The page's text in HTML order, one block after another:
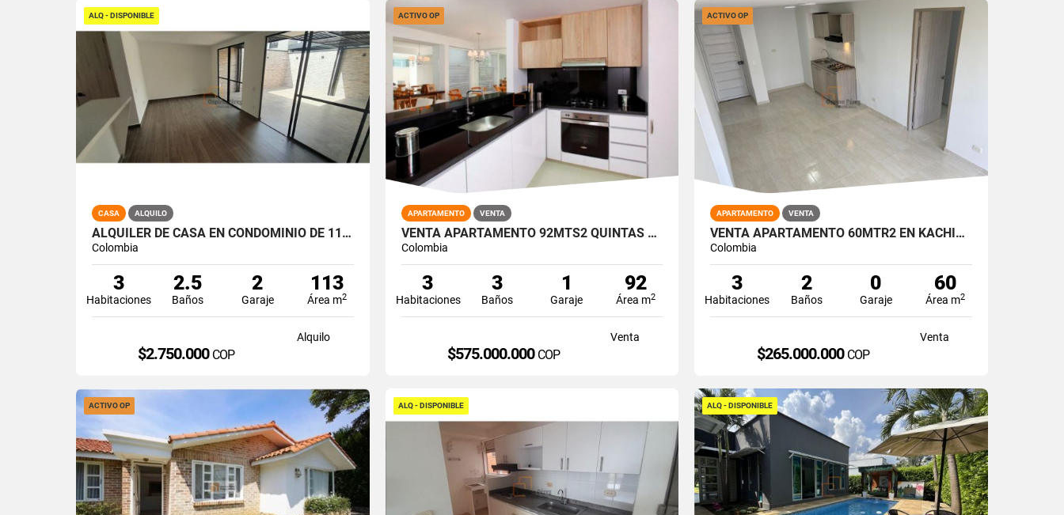
ALQ - DISPONIBLE
CASA ALQUILO
ALQUILER DE CASA EN CONDOMINIO DE 113 MT2 PARQUE NATURA, JAMUNDI A-173
Colombia
3
Habitaciones
2.5
Baños
2
Garaje
113
Área m2
Alquilo
$2.750.000 COP
ACTIVO OP
APARTAMENTO VENTA
VENTA APARTAMENTO 92MTS2 QUINTAS DE DON SIMÓN, SUR DE CALI 14369-1
Colombia
3
Habitaciones
3
Baños
1
Garaje
92
Área m2
Venta
$575.000.000 COP
ACTIVO OP
APARTAMENTO VENTA
VENTA APARTAMENTO 60MTR2 EN KACHIPAY, SUR DE CALI, 14791-1
Colombia
3
Habitaciones
2
Baños
0
Garaje
60
Área m2
Venta
$265.000.000 COP
ACTIVO OP ALQ - DISPONIBLE ALQ - DISPONIBLE